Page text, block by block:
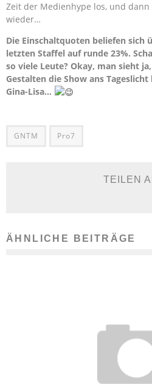
Zeit der Medienhype los, und
wieder…
Die Einschaltquoten beliefen sich
letzten Staffel auf runde 23%.
so viele Leute? Okay, man sieht
Gestalten die Show ans
Gina-Lisa…
GNTM Pro7
TEILEN
ÄHNLICHE BEITRÄGE